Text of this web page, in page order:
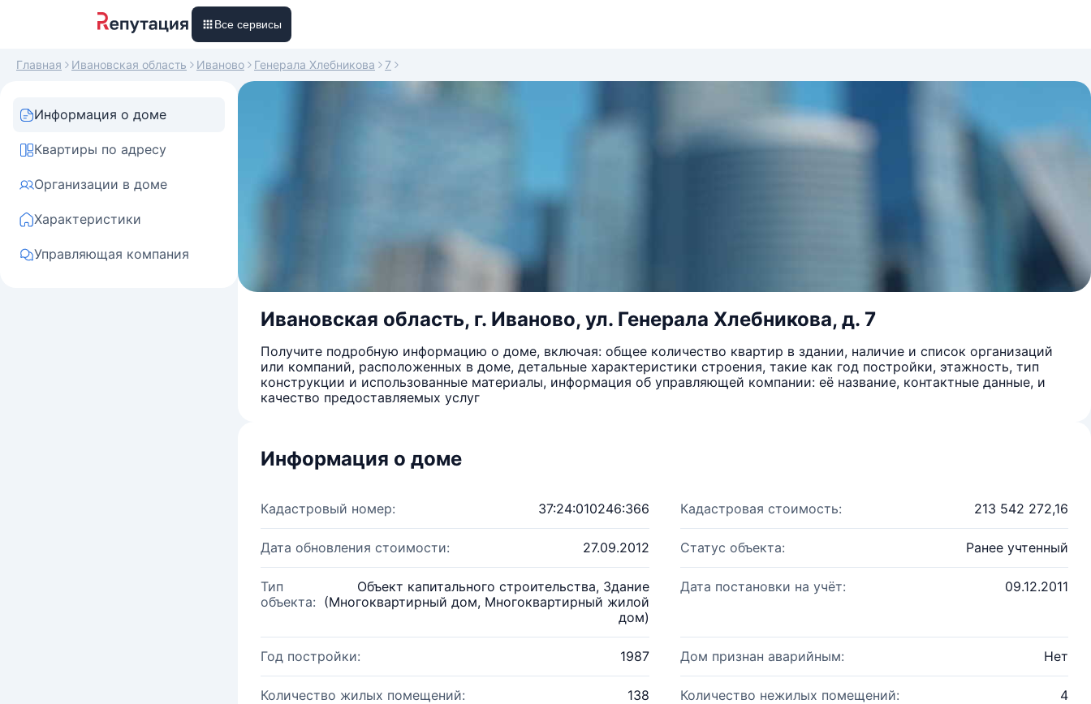
Все сервисы
Главная Ивановская область Иваново Генерала Хлебникова 7
Информация о доме
Квартиры по адресу
Организации в доме
Характеристики
Управляющая компания
Ивановская область, г. Иваново, ул. Генерала Хлебникова, д. 7
Получите подробную информацию о доме, включая: общее количество квартир в здании, наличие и список организаций
или компаний, расположенных в доме, детальные характеристики строения, такие как год постройки, этажность, тип
конструкции и использованные материалы, информация об управляющей компании: её название, контактные данные, и
качество предоставляемых услуг
Информация о доме
Кадастровый номер: 37:24:010246:366 Кадастровая стоимость: 213 542 272,16
Дата обновления стоимости: 27.09.2012 Статус объекта: Ранее учтенный
Тип
объекта:
Объект капитального строительства, Здание
(Многоквартирный дом, Многоквартирный жилой
дом)
Дата постановки на учёт: 09.12.2011
Год постройки: 1987 Дом признан аварийным: Нет
Количество жилых помещений: 138 Количество нежилых помещений: 4